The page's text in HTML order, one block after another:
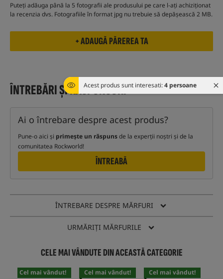
Acest produs sunt interesati:4 persoane
Puteți adăuga până la 5 fotografii ale produsului pe care l-ați achiziționat
la recenzia dvs. Fotografiile în format jpg nu trebuie să depășească 2 MB.
ÎNTREBĂRI ȘI RĂSPUNSURI
Ai o întrebare despre acest produs?
Pune-o aici și primește un răspunsde la experții noștri și de la
comunitatea Rockworld!
ÎNTREABĂ
ÎNTREBARE DESPRE MĂRFURI
URMĂRIȚI MĂRFURILE
CELE MAI VÂNDUTE DIN ACEASTĂ CATEGORIE
Cel mai vândut! Cel mai vândut! Cel mai vândut!